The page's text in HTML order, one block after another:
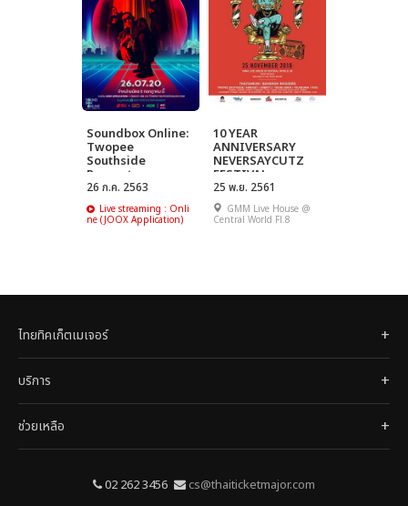
Soundbox Online:
Twopee
Southside
Presents
''SouthSide
Ambassdor
Virtual Live''
26 ก.ค. 2563
Live streaming : Onli
ne (JOOX Application)
10 YEAR
ANNIVERSARY
NEVERSAYCUTZ
FESTIVAL
25 พ.ย. 2561
GMM Live House @
Central World Fl.8
ไทยทิคเก็ตเมเจอร์
บริการ
ช่วยเหลือ
02 262 3456 cs@thaiticketmajor.com